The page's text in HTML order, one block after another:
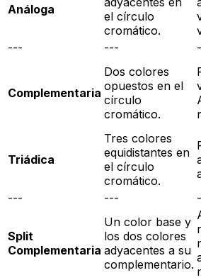
Análoga
el círculo
cromático.
---
---
Complementaria
Dos colores
opuestos en el
círculo
cromático.
Triádica
Tres colores
equidistantes en
el círculo
cromático.
---
---
Split
Complementaria
Un color base y
los dos colores
adyacentes a su
complementario.